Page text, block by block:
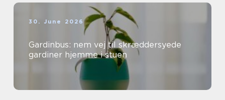
30. June 2026
Gardinbus: nem vej til skræddersyede
gardiner hjemme i stuen